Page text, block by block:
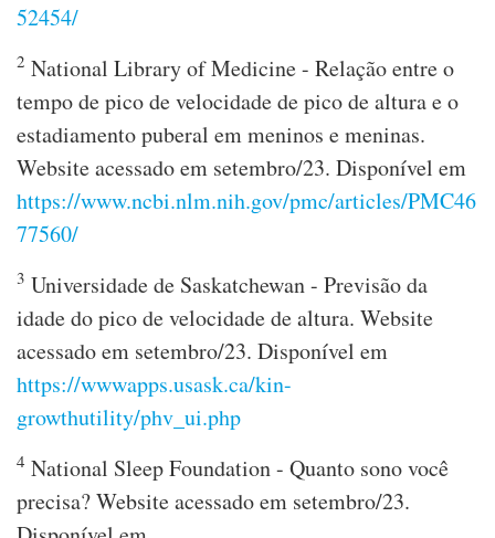
52454/
2 National Library of Medicine - Relação entre o
tempo de pico de velocidade de pico de altura e o
estadiamento puberal em meninos e meninas.
Website acessado em setembro/23. Disponível em
https://www.ncbi.nlm.nih.gov/pmc/articles/PMC46
77560/
3 Universidade de Saskatchewan - Previsão da
idade do pico de velocidade de altura. Website
acessado em setembro/23. Disponível em
https://wwwapps.usask.ca/kin-
growthutility/phv_ui.php
4 National Sleep Foundation - Quanto sono você
precisa? Website acessado em setembro/23.